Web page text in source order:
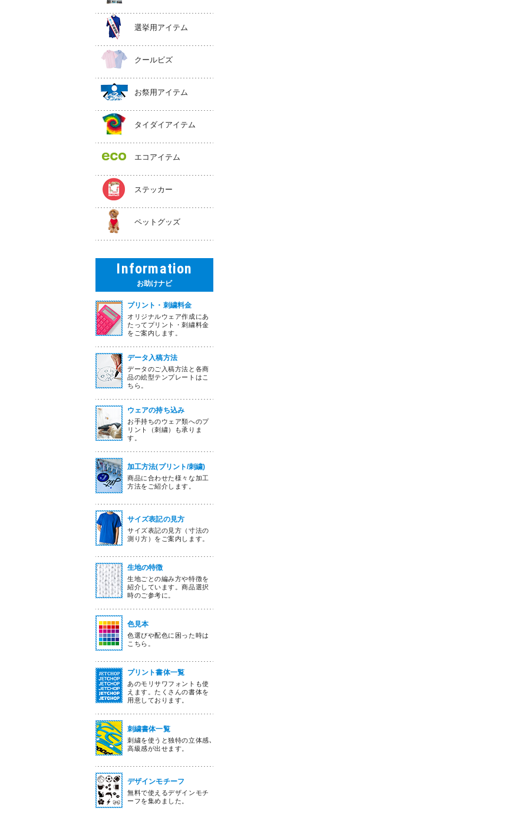
選挙用アイテム
クールビズ
お祭用アイテム
タイダイアイテム
エコアイテム
ステッカー
ペットグッズ
Information
お助けナビ
プリント・刺繍料金
オリジナルウェア作成にあ
たってプリント・刺繍料金
をご案内します。
データ入稿方法
データのご入稿方法と各商
品の絵型テンプレートはこ
ちら。
ウェアの持ち込み
お手持ちのウェア類へのプ
リント（刺繍）も承りま
す。
加工方法(プリント/刺繍)
商品に合わせた様々な加工
方法をご紹介します。
サイズ表記の見方
サイズ表記の見方（寸法の
測り方）をご案内します。
生地の特徴
生地ごとの編み方や特徴を
紹介しています。商品選択
時のご参考に。
色見本
色選びや配色に困った時は
こちら。
プリント書体一覧
あのモリサワフォントも使
えます。たくさんの書体を
用意しております。
刺繍書体一覧
刺繍を使うと独特の立体感､
高級感が出せます。
デザインモチーフ
無料で使えるデザインモチ
ーフを集めました。